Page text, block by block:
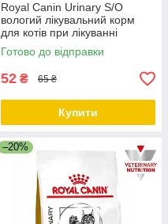
Royal Canin Urinary S/O
вологий лікувальний корм
для котів при лікуванні
сечокам'яної хвороби, в
соусі, 85 ГР від 12 ШТ
Готово до відправки
52 ₴ 65 ₴
Купити
–20%